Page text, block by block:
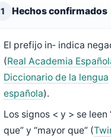
1 Hechos confirmados
El prefijo in‑ indica
(Real Academia
Diccionario de la lengua
española).
Los signos < y > se leen
que” y “mayor que” (